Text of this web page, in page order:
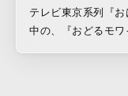
テレビ東京系列『
中の、『おどるモ